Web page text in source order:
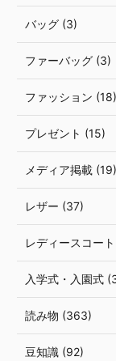
バッグ (3)
ファーバッグ (3)
ファッション (18)
プレゼント (15)
メディア掲載 (19)
レザー (37)
レディースコー
入学式・入園式
読み物 (363)
豆知識 (92)